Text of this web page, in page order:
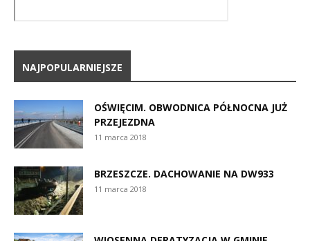
NAJPOPULARNIEJSZE
OŚWIĘCIM. OBWODNICA PÓŁNOCNA JUŻ
PRZEJEZDNA
11 marca 2018
BRZESZCZE. DACHOWANIE NA DW933
11 marca 2018